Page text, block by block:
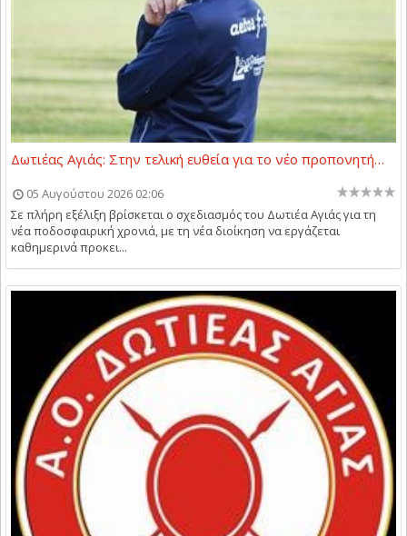
Δωτιέας Αγιάς: Στην τελική ευθεία για το νέο προπονητή…
05 Αυγούστου 2026 02:06
Σε πλήρη εξέλιξη βρίσκεται ο σχεδιασμός του Δωτιέα Αγιάς για τη
νέα ποδοσφαιρική χρονιά, με τη νέα διοίκηση να εργάζεται
καθημερινά προκει...